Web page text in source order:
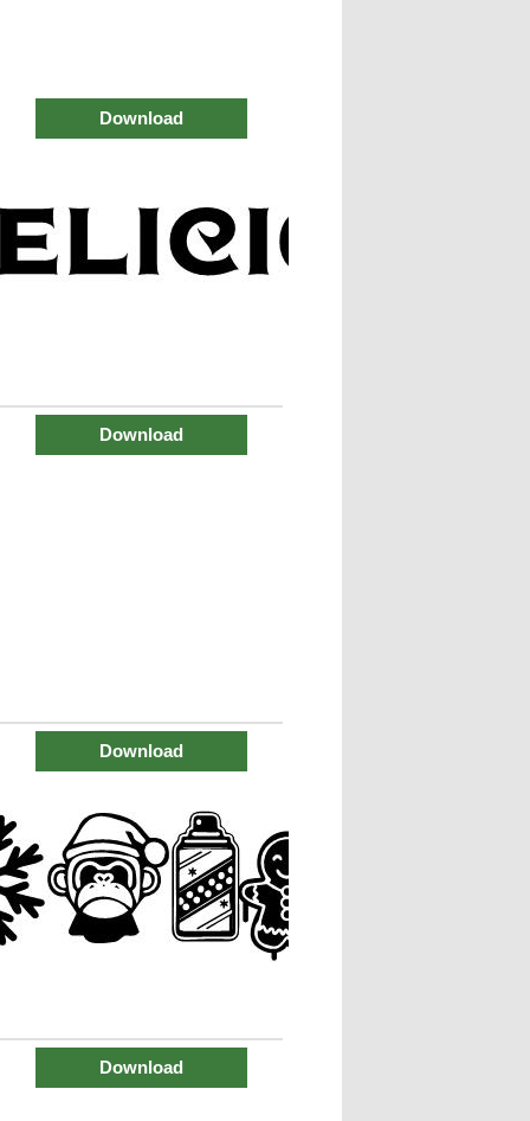
Download
Download
Download
Download